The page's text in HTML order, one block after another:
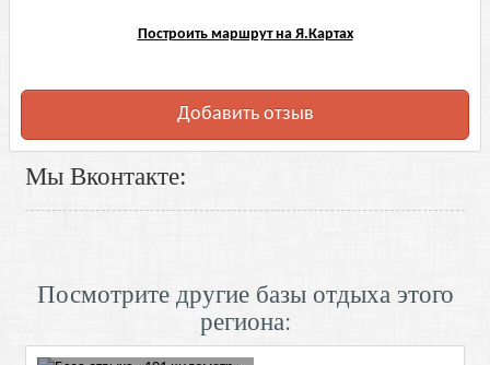
Построить маршрут на Я.Картах
Добавить отзыв
Мы Вконтакте:
Посмотрите другие базы отдыха этого
региона: